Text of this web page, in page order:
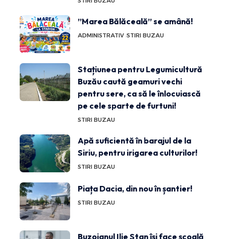
”Marea Bălăceală” se amână!
ADMINISTRATIV STIRI BUZAU
Stațiunea pentru Legumicultură
Buzău caută geamuri vechi
pentru sere, ca să le înlocuiască
pe cele sparte de furtuni!
STIRI BUZAU
Apă suficientă în barajul de la
Siriu, pentru irigarea culturilor!
STIRI BUZAU
Piața Dacia, din nou în șantier!
STIRI BUZAU
Buzoianul Ilie Stan își face școală